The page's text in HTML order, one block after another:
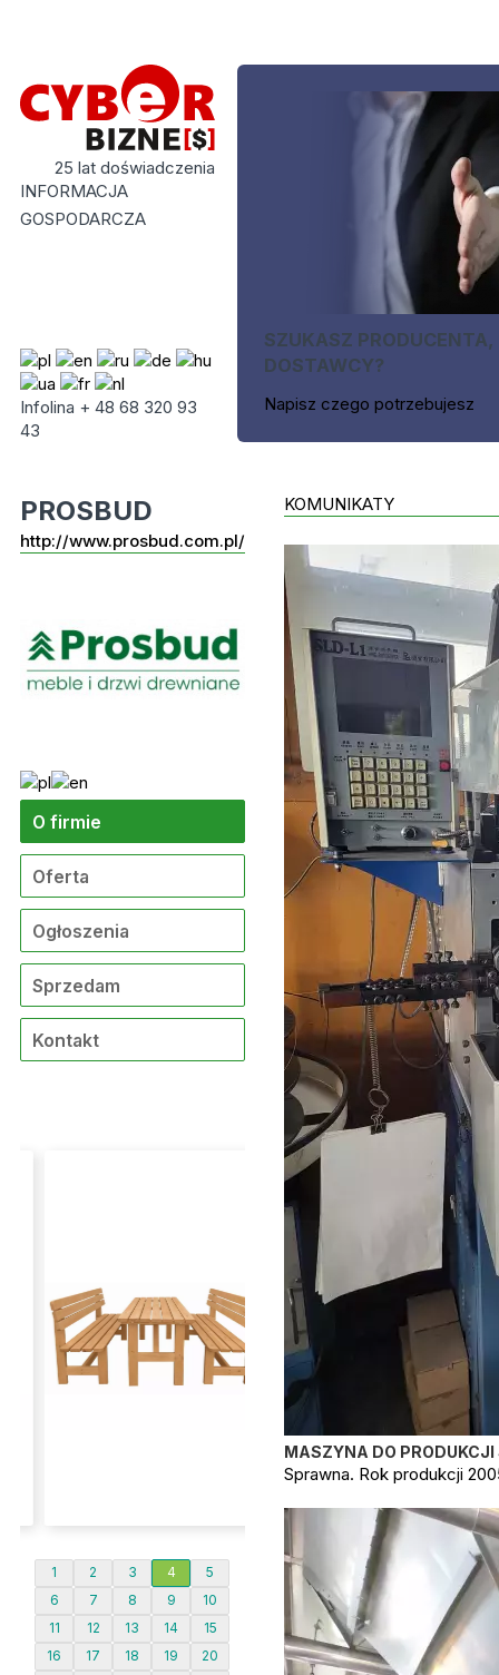
25 lat doświadczenia
INFORMACJA
GOSPODARCZA
Infolina + 48 68 320 93
43
SZUKASZ PRODUCENTA,
DOSTAWCY?
Napisz czego potrzebujesz
PROSBUD
http://www.prosbud.com.pl/
O firmie
Oferta
Ogłoszenia
Sprzedam
Kontakt
1 2 3 4
5
6
7 8 9
10
11
12 13 14
15
16
17 18 19
20
KOMUNIKATY
MASZYNA DO PRODUKCJI
Sprawna. Rok produkcji